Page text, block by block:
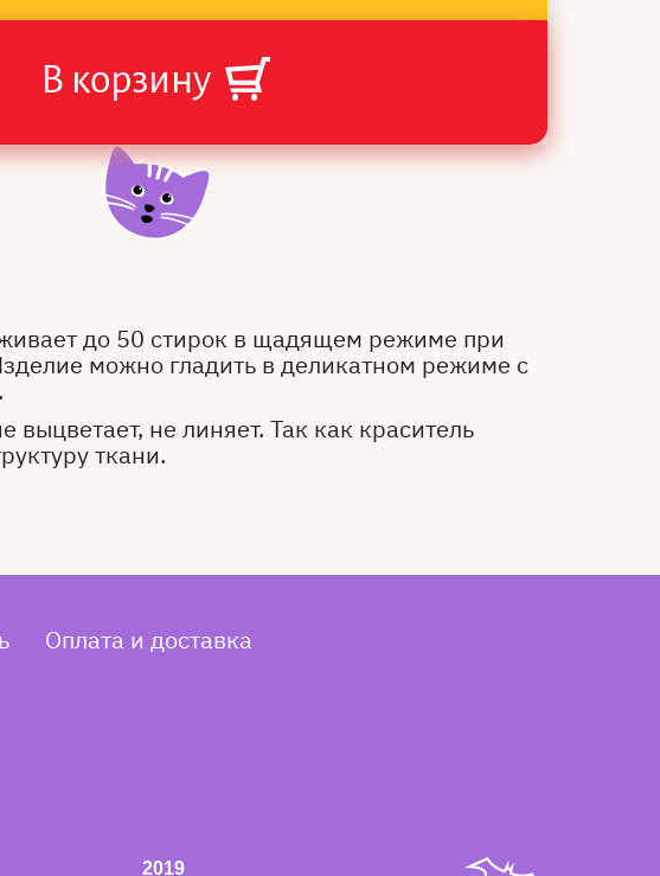
В корзину
до 50 стирок в щадящем режиме при
можно гладить в деликатном режиме с
выцветает, не линяет. Так как краситель
ткани.
Оплата и доставка